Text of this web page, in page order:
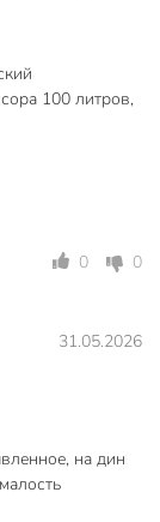
из пластика,
с
автоматов
за
счет более
контактов
так же
и потери.
100 литров,
0 0
31.05.2026
на дин